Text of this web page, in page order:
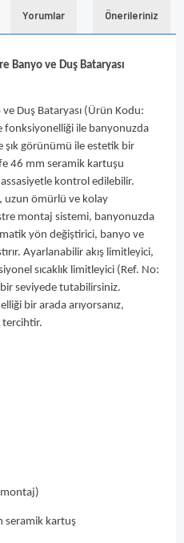
Yorumlar Önerileriniz
Banyo ve Duş Bataryası
Duş Bataryası (Ürün Kodu:
fonksiyonelliği ile banyonuzda
şık görünümü ile estetik bir
46 mm seramik kartuşu
kontrol edilebilir.
uzun ömürlü ve kolay
montaj sistemi, banyonuzda
yön değiştirici, banyo ve
Ayarlanabilir akış limitleyici,
sıcaklık limitleyici (Ref. No:
bir seviyede tutabilirsiniz.
bir arada arıyorsanız,
tercihtir.
seramik kartuş